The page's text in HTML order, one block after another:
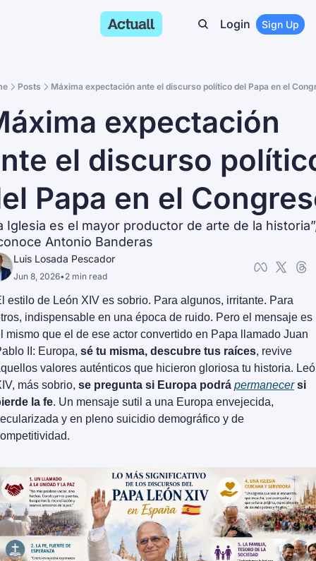
Login Sign Up
Posts Máxima expectación ante el discurso político del Papa en el
expectación
el discurso
Papa en el
Iglesia es el mayor productor de arte de la
Antonio Banderas
Luis Losada Pescador
Jun 8, 2026•2 min read
estilo de León XIV es sobrio. Para algunos, irritante. Para
indispensable en una época de ruido. Pero el mensaje es
mismo que el de ese actor convertido en Papa llamado Juan
II: Europa, sé tu misma, descubre tus raíces, revive
valores auténticos que hicieron gloriosa tu historia.
más sobrio, se pregunta si Europa podrá permanecer si
la fe. Un mensaje sutil a una Europa envejecida,
y en pleno suicidio demográfico y de